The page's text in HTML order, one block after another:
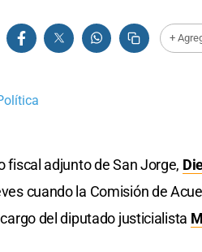
+
fiscal adjunto de San Jorge,
cuando la Comisión de
del diputado justicialista